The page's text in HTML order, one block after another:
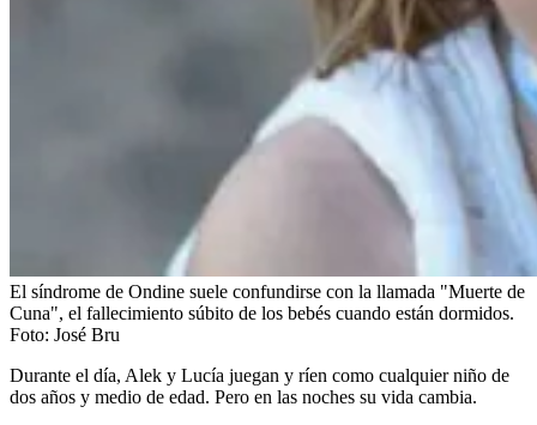
El síndrome de Ondine suele confundirse con la llamada "Muerte de
Cuna", el fallecimiento súbito de los bebés cuando están dormidos.
Foto: José Bru
Durante el día, Alek y Lucía juegan y ríen como cualquier niño de
dos años y medio de edad. Pero en las noches su vida cambia.